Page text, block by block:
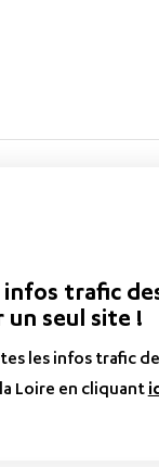
trafic
un seul site !
les infos trafic
Loire en cliquant